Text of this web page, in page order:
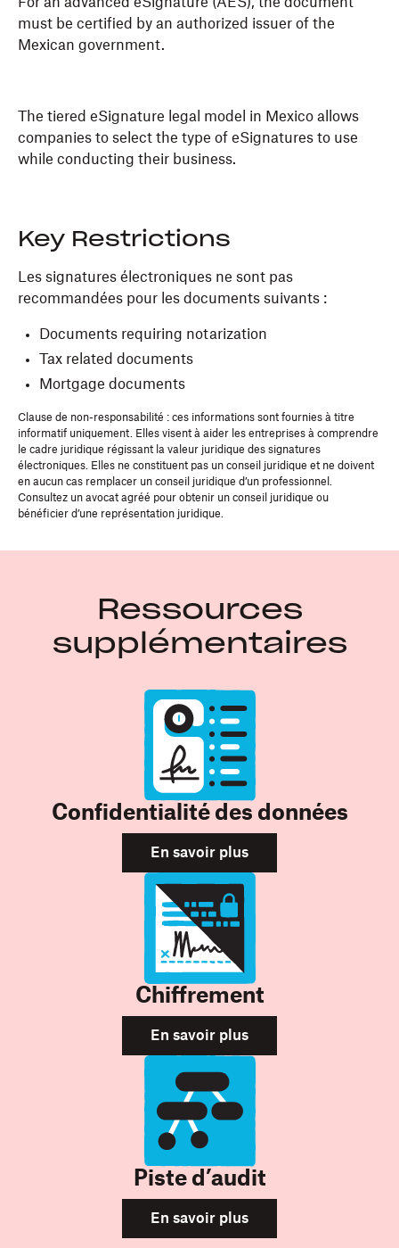
must be certified by an authorized issuer of the
Mexican government.
The tiered eSignature legal model in Mexico allows
companies to select the type of eSignatures to use
while conducting their business.
Key Restrictions
Les signatures électroniques ne sont pas
recommandées pour les documents suivants :
Documents requiring notarization
Tax related documents
Mortgage documents
Clause de non-responsabilité : ces informations sont fournies à titre
informatif uniquement. Elles visent à aider les entreprises à comprendre
le cadre juridique régissant la valeur juridique des signatures
électroniques. Elles ne constituent pas un conseil juridique et ne doivent
en aucun cas remplacer un conseil juridique d’un professionnel.
Consultez un avocat agréé pour obtenir un conseil juridique ou
bénéficier d’une représentation juridique.
Ressources
supplémentaires
Confidentialité des données
En savoir plus
Chiffrement
En savoir plus
Piste d’audit
En savoir plus